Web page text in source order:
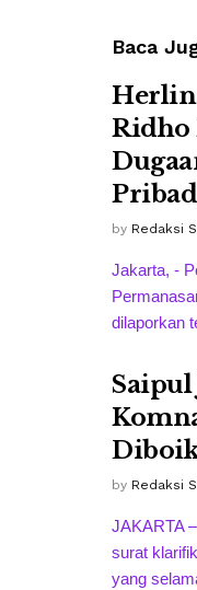
Baca
Ridho
by Redaksi
Jakarta, -
dilaporkan
Saipul
by Redaksi
JAKARTA
surat
yang